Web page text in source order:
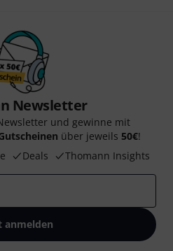
Newsletter
und gewinne mit
über jeweils 50€!
Deals Thomann Insights
anmelden